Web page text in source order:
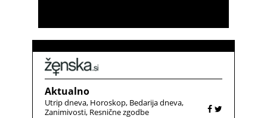
Aktualno
Utrip dneva Horoskop Bedarija dneva
Zanimivosti Resnične zgodbe